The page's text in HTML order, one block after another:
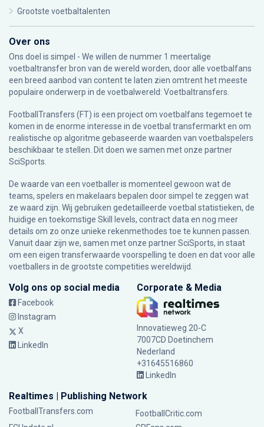
Grootste voetbaltalenten
Over ons
Ons doel is simpel - We willen de nummer 1 meertalige
voetbaltransfer bron van de wereld worden, door alle voetbalfans
een breed aanbod van content te laten zien omtrent het meeste
populaire onderwerp in de voetbalwereld: Voetbaltransfers.
FootballTransfers (FT) is een project om voetbalfans tegemoet te
komen in de enorme interesse in de voetbal transfermarkt en om
realistische op algoritme gebaseerde waarden van voetbalspelers
beschikbaar te stellen. Dit doen we samen met onze partner
SciSports
De waarde van een voetballer is momenteel gewoon wat de
teams, spelers en makelaars bepalen door simpel te zeggen wat
ze waard zijn. Wij gebruiken gedetailleerde voetbal statistieken, de
huidige en toekomstige Skill levels, contract data en nog meer
details om zo onze unieke rekenmethodes toe te kunnen passen.
Vanuit daar zijn we, samen met onze partner SciSports, in staat
om een eigen transferwaarde voorspelling te doen en dat voor alle
voetballers in de grootste competities wereldwijd.
Volg ons op social media
Facebook
Instagram
X
LinkedIn
Corporate & Media
Innovatieweg 20-C
7007CD Doetinchem
Nederland
+31645516860
LinkedIn
Realtimes | Publishing Network
FootballTransfers.com
FootballCritic.com